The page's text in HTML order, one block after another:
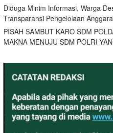
Diduga Minim Informasi, Warga
Transparansi Pengelolaan
PISAH SAMBUT KARO SDM
MAKNA MENUJU SDM POLRI